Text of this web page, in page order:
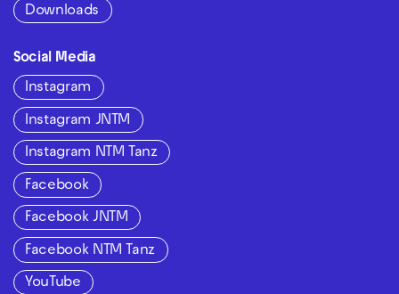
Downloads
Social Media
Instagram
Instagram JNTM
Instagram NTM Tanz
Facebook
Facebook JNTM
Facebook NTM Tanz
YouTube